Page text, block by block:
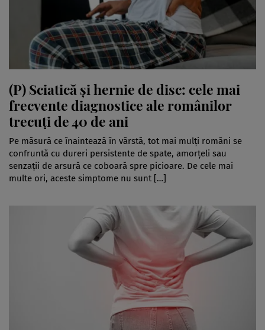
(P) Sciatică și hernie de disc: cele mai
frecvente diagnostice ale românilor
trecuți de 40 de ani
Pe măsură ce înaintează în vârstă, tot mai mulți români se
confruntă cu dureri persistente de spate, amorțeli sau
senzații de arsură ce coboară spre picioare. De cele mai
multe ori, aceste simptome nu sunt […]